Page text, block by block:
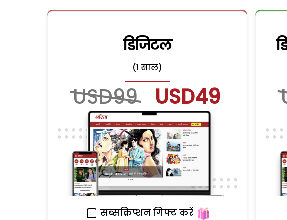
डिजिटल
(1 साल)
USD99 USD49
सब्सक्रिप्शन गिफ्ट करें